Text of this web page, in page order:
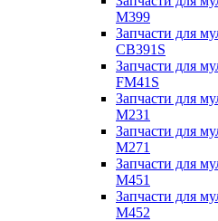
M399
Запчасти для
CB391S
Запчасти для
FM41S
Запчасти для
M231
Запчасти для
M271
Запчасти для
M451
Запчасти для
M452